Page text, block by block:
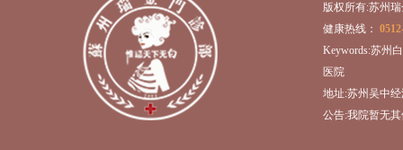
版权所有:苏州
健康热线：
Keywords:苏州
医院
地址:苏州吴中
公告:我院暂无